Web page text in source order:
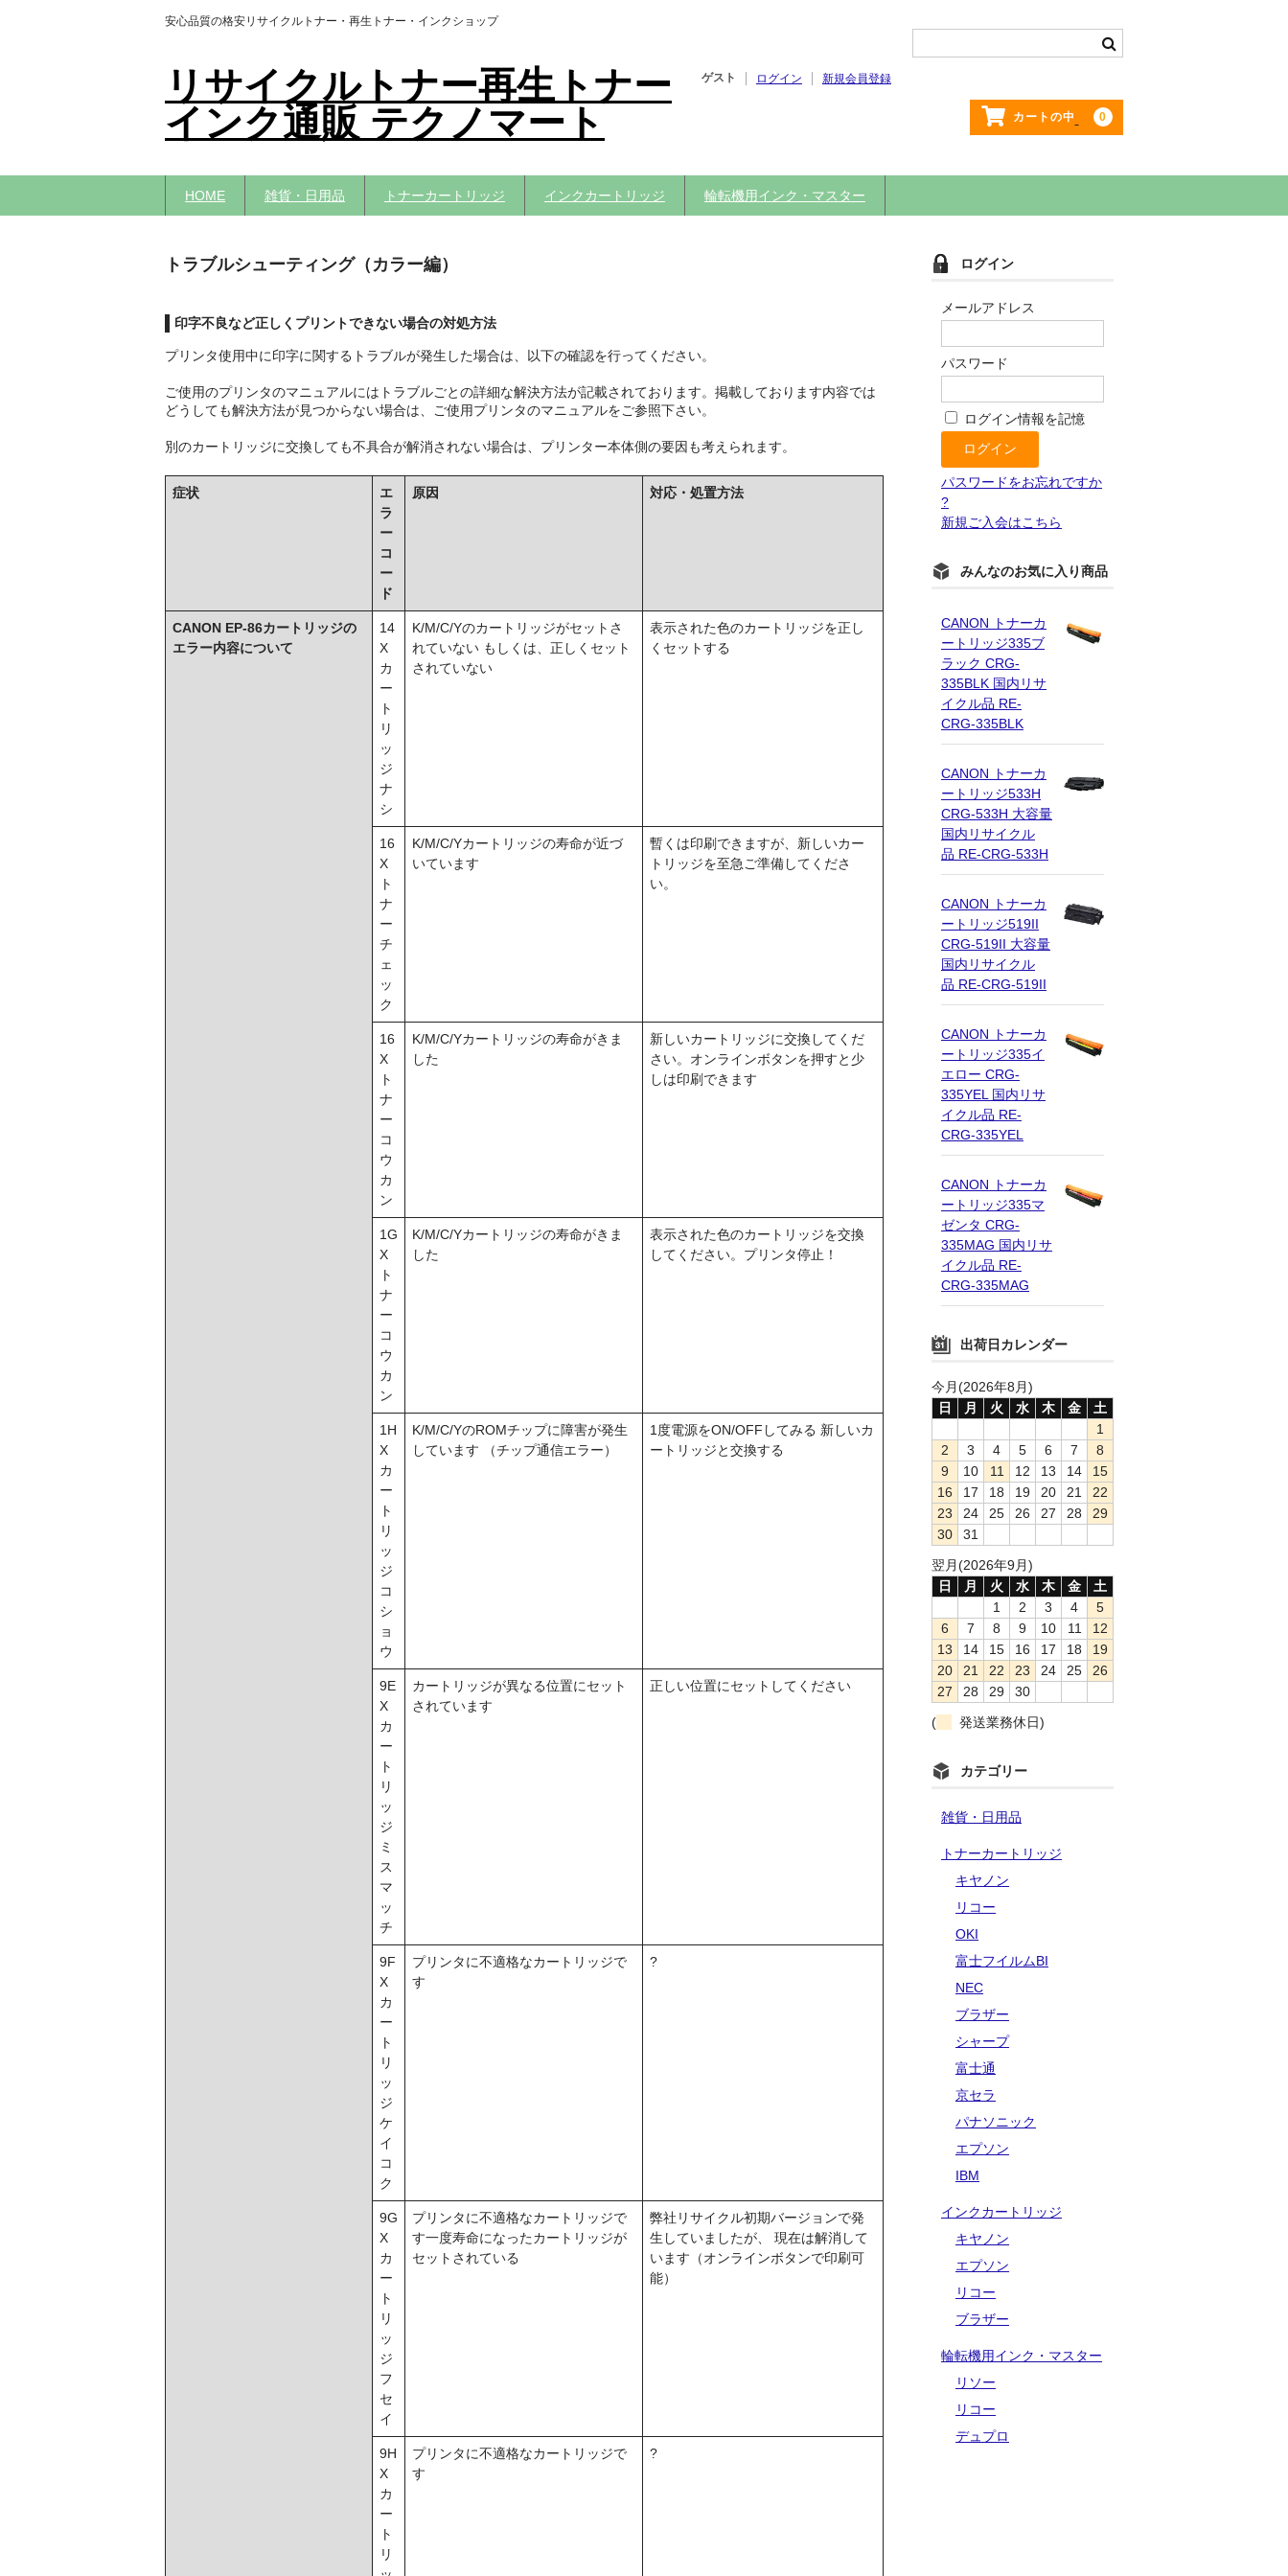
安心品質の格安リサイクルトナー・再生トナー・インクショップ
リサイクルトナー再生トナー
インク通販 テクノマート
ゲスト ログイン 新規会員登録
カートの中 0
HOME 雑貨・日用品 トナーカートリッジ インクカートリッジ 輪転機用インク・マスター
トラブルシューティング（カラー編）
印字不良など正しくプリントできない場合の対処方法
プリンタ使用中に印字に関するトラブルが発生した場合は、以下の確認を行ってください。
ご使用のプリンタのマニュアルにはトラブルごとの詳細な解決方法が記載されております。掲載しております内容では
どうしても解決方法が見つからない場合は、ご使用プリンタのマニュアルをご参照下さい。
別のカートリッジに交換しても不具合が解消されない場合は、プリンター本体側の要因も考えられます。
症状
エ
ラ
ー
コ
ー
ド
原因 対応・処置方法
CANON EP-86カートリッジの
エラー内容について
14
X
カ
ー
ト
リ
ッ
ジ
ナ
シ
K/M/C/Yのカートリッジがセットさ
れていない もしくは、正しくセット
されていない
表示された色のカートリッジを正し
くセットする
16
X
ト
ナ
ー
チ
ェ
ッ
ク
K/M/C/Yカートリッジの寿命が近づ
いています
暫くは印刷できますが、新しいカー
トリッジを至急ご準備してくださ
い。
16
X
ト
ナ
ー
コ
ウ
カ
ン
K/M/C/Yカートリッジの寿命がきま
した
新しいカートリッジに交換してくだ
さい。オンラインボタンを押すと少
しは印刷できます
1G
X
ト
ナ
ー
コ
ウ
カ
ン
K/M/C/Yカートリッジの寿命がきま
した
表示された色のカートリッジを交換
してください。プリンタ停止！
1H
X
カ
ー
ト
リ
ッ
ジ
コ
シ
ョ
ウ
K/M/C/YのROMチップに障害が発生
しています （チップ通信エラー）
1度電源をON/OFFしてみる 新しいカ
ートリッジと交換する
9E
X
カ
ー
ト
リ
ッ
ジ
ミ
ス
マ
ッ
チ
カートリッジが異なる位置にセット
されています
正しい位置にセットしてください
9F
X
カ
ー
ト
リ
ッ
ジ
ケ
イ
コ
ク
プリンタに不適格なカートリッジで
す
?
9G
X
カ
ー
ト
リ
ッ
ジ
フ
セ
イ
プリンタに不適格なカートリッジで
す一度寿命になったカートリッジが
セットされている
弊社リサイクル初期バージョンで発
生していましたが、 現在は解消して
います（オンラインボタンで印刷可
能）
9H
X
カ
ー
ト
リ
プリンタに不適格なカートリッジで
す
?
ログイン
メールアドレス
パスワード
ログイン情報を記憶
パスワードをお忘れですか
?
新規ご入会はこちら
みんなのお気に入り商品
CANON トナーカ
ートリッジ335ブ
ラック CRG-
335BLK 国内リサ
イクル品 RE-
CRG-335BLK
CANON トナーカ
ートリッジ533H
CRG-533H 大容量
国内リサイクル
品 RE-CRG-533H
CANON トナーカ
ートリッジ519II
CRG-519II 大容量
国内リサイクル
品 RE-CRG-519II
CANON トナーカ
ートリッジ335イ
エロー CRG-
335YEL 国内リサ
イクル品 RE-
CRG-335YEL
CANON トナーカ
ートリッジ335マ
ゼンタ CRG-
335MAG 国内リサ
イクル品 RE-
CRG-335MAG
出荷日カレンダー
今月(2026年8月)
日
月 火 水 木 金
土
1
2
3 4 5 6 7
8
9
10 11 12 13 14
15
16
17 18 19 20 21
22
23
24 25 26 27 28
29
30
31
翌月(2026年9月)
日
月 火 水 木 金
土
1
2 3 4
5
6
7 8 9 10 11
12
13
14 15 16 17 18
19
20
21 22 23 24 25
26
27
28 29
30
(
発送業務休日)
カテゴリー
雑貨・日用品
トナーカートリッジ
キヤノン
リコー
OKI
富士フイルムBI
NEC
ブラザー
シャープ
富士通
京セラ
パナソニック
エプソン
IBM
インクカートリッジ
キヤノン
エプソン
リコー
ブラザー
輪転機用インク・マスター
リソー
リコー
デュプロ